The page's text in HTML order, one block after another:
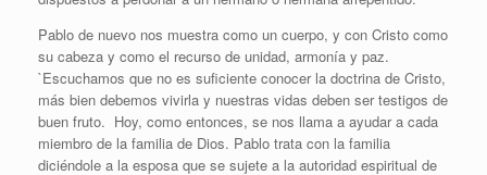
Pablo de nuevo nos muestra como un cuerpo, y con Cristo como
su cabeza y como el recurso de unidad, armonía y paz.
`Escuchamos que no es suficiente conocer la doctrina de Cristo,
más bien debemos vivirla y nuestras vidas deben ser testigos de
buen fruto. Hoy, como entonces, se nos llama a ayudar a cada
miembro de la familia de Dios. Pablo trata con la familia
diciéndole a la esposa que se sujete a la autoridad espiritual de